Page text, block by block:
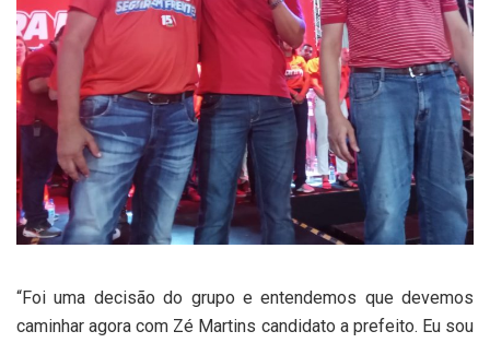
“Foi uma decisão do grupo e entendemos que devemos
caminhar agora com Zé Martins candidato a prefeito. Eu sou